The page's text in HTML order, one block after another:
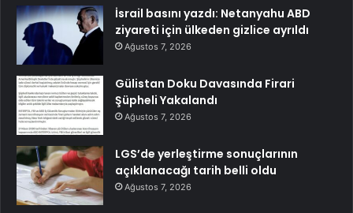
İsrail basını yazdı: Netanyahu ABD
ziyareti için ülkeden gizlice ayrıldı
Ağustos 7, 2026
Gülistan Doku Davasında Firari
Şüpheli Yakalandı
Ağustos 7, 2026
LGS’de yerleştirme sonuçlarının
açıklanacağı tarih belli oldu
Ağustos 7, 2026